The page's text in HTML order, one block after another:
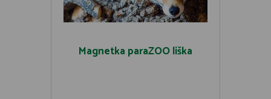
Magnetka paraZOO liška